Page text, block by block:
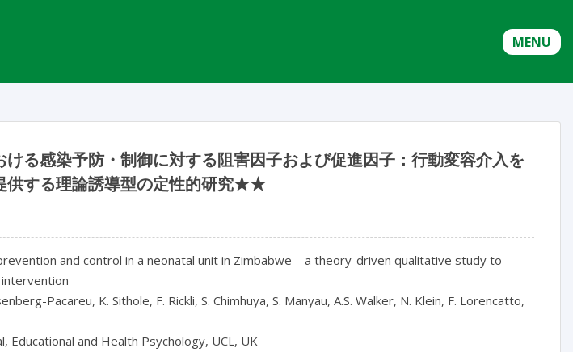
MENU
る感染予防・制御に対する阻害因子および促進因子：行動変容介入を
供する理論誘導型の定性的研究★★
and control in a neonatal unit in Zimbabwe – a theory-driven qualitative study to
Pacareu, K. Sithole, F. Rickli, S. Chimhuya, S. Manyau, A.S. Walker, N. Klein, F. Lorencatto,
Educational and Health Psychology, UCL, UK